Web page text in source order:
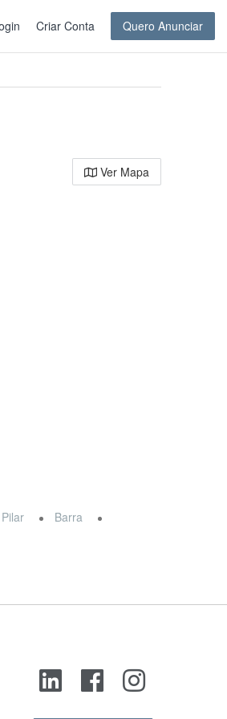
Criar Conta Quero Anunciar
Ver Mapa
Pilar
Barra